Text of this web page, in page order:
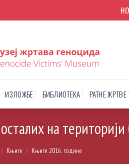
ИЗЛОЖБЕ БИБЛИОТЕКА РАТНЕ ЖРТВЕ
на територији
/ Књиге / Књиге 2016. године